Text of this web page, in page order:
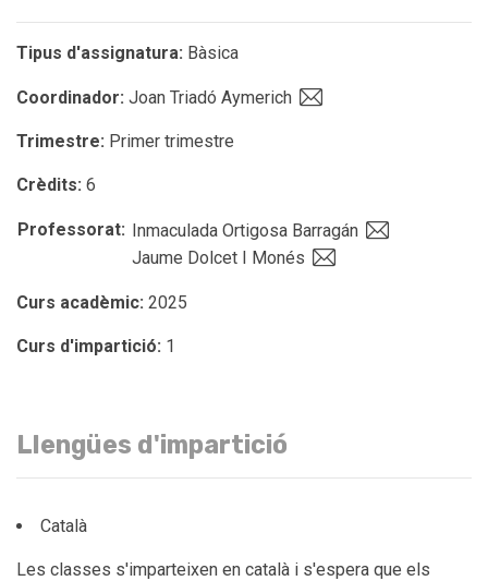
Tipus d'assignatura: Bàsica
Coordinador: Joan Triadó Aymerich
Trimestre: Primer trimestre
Crèdits: 6
Professorat: Inmaculada Ortigosa Barragán
Jaume Dolcet I Monés
Curs acadèmic: 2025
Curs d'impartició: 1
Llengües d'impartició
Català
Les classes s'imparteixen en català i s'espera que els